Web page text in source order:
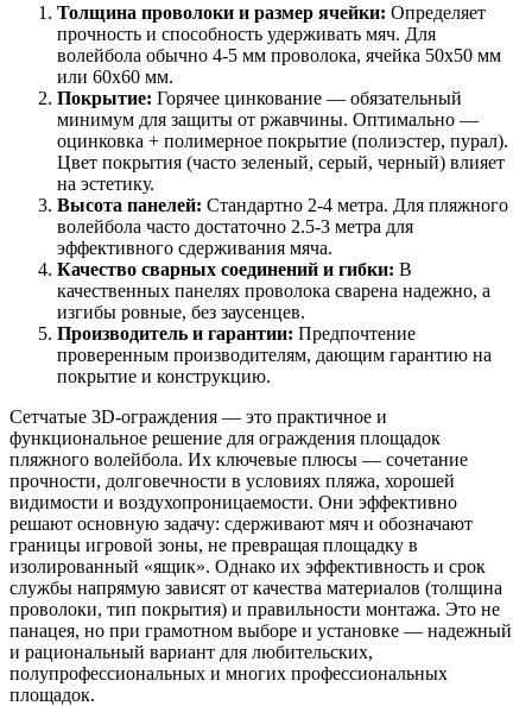
Толщина проволоки и размер ячейки: Определяет
прочность и способность удерживать мяч. Для
волейбола обычно 4-5 мм проволока, ячейка 50х50 мм
или 60х60 мм.
Покрытие: Горячее цинкование — обязательный
минимум для защиты от ржавчины. Оптимально —
оцинковка + полимерное покрытие (полиэстер, пурал).
Цвет покрытия (часто зеленый, серый, черный) влияет
на эстетику.
Высота панелей: Стандартно 2-4 метра. Для пляжного
волейбола часто достаточно 2.5-3 метра для
эффективного сдерживания мяча.
Качество сварных соединений и гибки: В
качественных панелях проволока сварена надежно, а
изгибы ровные, без заусенцев.
Производитель и гарантии: Предпочтение
проверенным производителям, дающим гарантию на
покрытие и конструкцию.
Сетчатые 3D-ограждения — это практичное и
функциональное решение для ограждения площадок
пляжного волейбола. Их ключевые плюсы — сочетание
прочности, долговечности в условиях пляжа, хорошей
видимости и воздухопроницаемости. Они эффективно
решают основную задачу: сдерживают мяч и обозначают
границы игровой зоны, не превращая площадку в
изолированный «ящик». Однако их эффективность и срок
службы напрямую зависят от качества материалов (толщина
проволоки, тип покрытия) и правильности монтажа. Это не
панацея, но при грамотном выборе и установке — надежный
и рациональный вариант для любительских,
полупрофессиональных и многих профессиональных
площадок.